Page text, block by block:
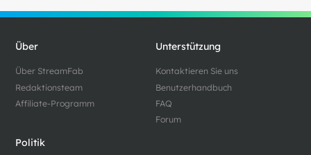
Über
Über StreamFab
Redaktionsteam
Affiliate-Programm
Unterstützung
Kontaktieren Sie uns
Benutzerhandbuch
FAQ
Forum
Politik